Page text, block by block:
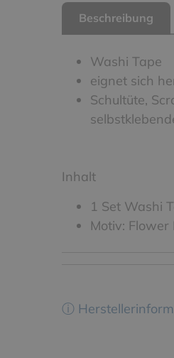
Beschreibung
Washi Tape
eignet sich
Schultüte,
Inhalt
1 Set Washi
Motiv: Flower
ⓘ